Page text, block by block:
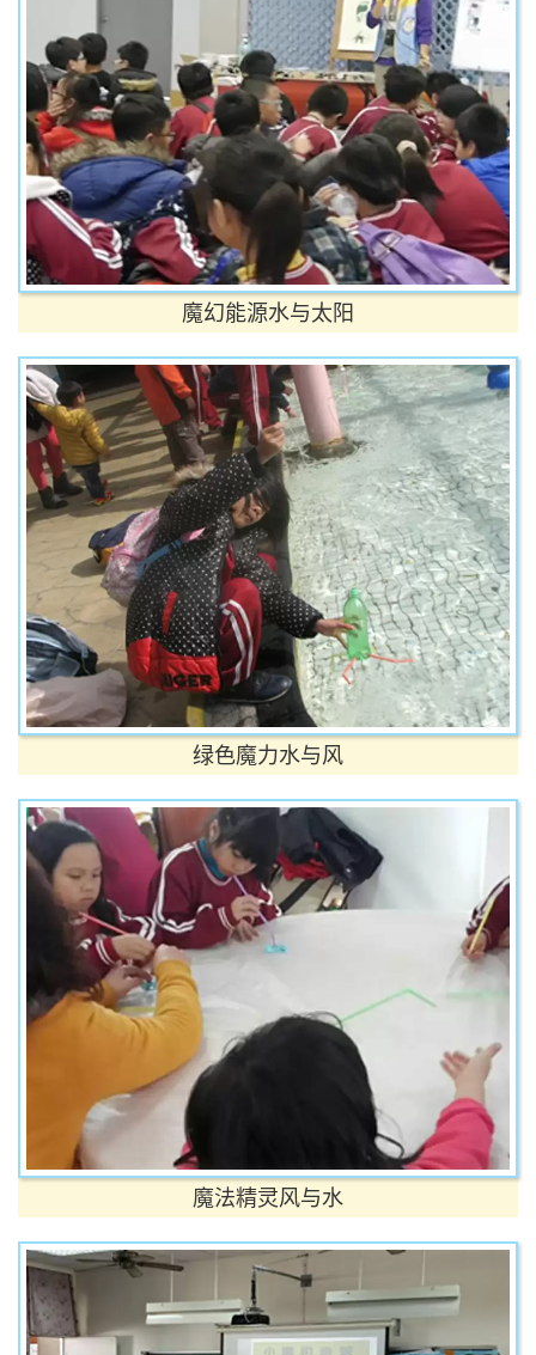
魔幻能源水与太阳
绿色魔力水与风
魔法精灵风与水